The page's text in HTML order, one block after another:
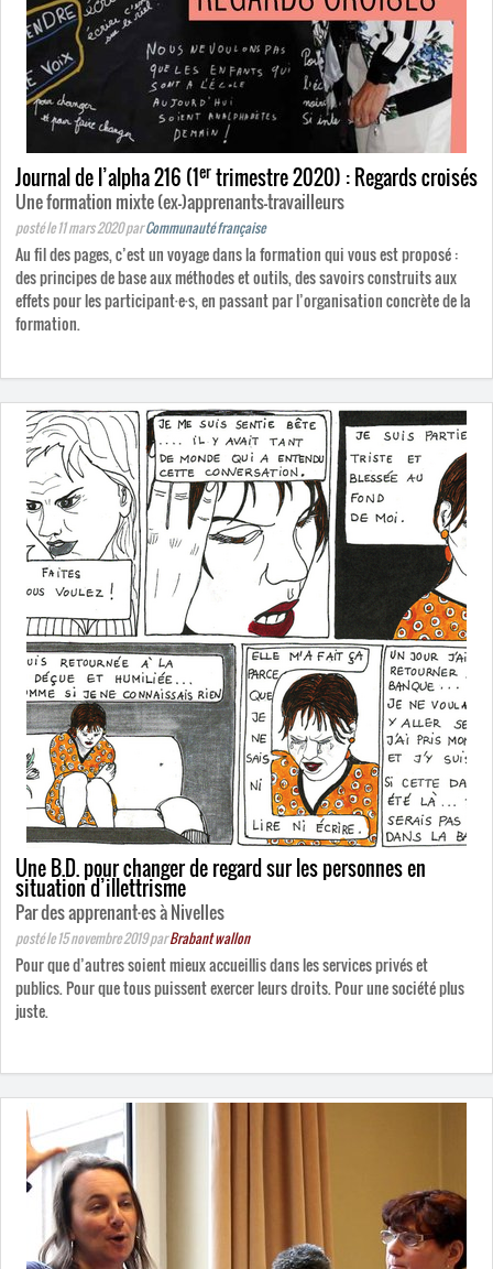
Journal de l’alpha 216 (1ertrimestre 2020) : Regards croisés
Une formation mixte (ex-)apprenants-travailleurs
posté le 11 mars 2020parCommunauté française
Au fil des pages, c’est un voyage dans la formation qui vous est proposé :
des principes de base aux méthodes et outils, des savoirs construits aux
effets pour les participant·e·s, en passant par l’organisation concrète de la
formation.
Une B.D. pour changer de regard sur les personnes en
situation d’illettrisme
Par des apprenant·es à Nivelles
posté le 15 novembre 2019parBrabant wallon
Pour que d’autres soient mieux accueillis dans les services privés et
publics. Pour que tous puissent exercer leurs droits. Pour une société plus
juste.